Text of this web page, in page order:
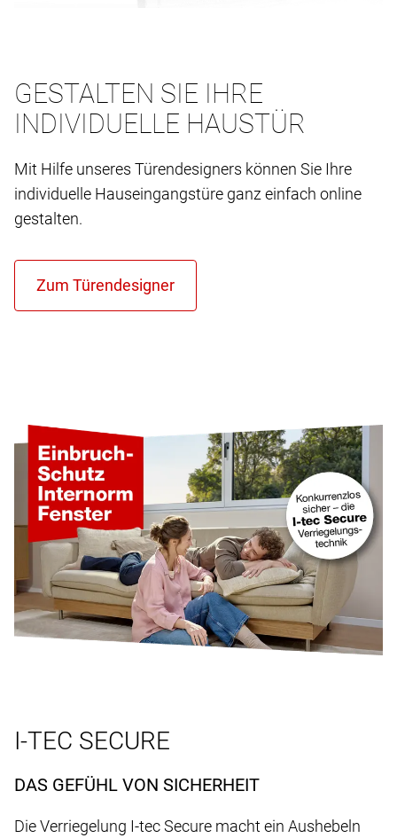
GESTALTEN SIE IHRE
INDIVIDUELLE HAUSTÜR
Mit Hilfe unseres Türendesigners können Sie Ihre
individuelle Hauseingangstüre ganz einfach online
gestalten.
I-TEC SECURE
DAS GEFÜHL VON SICHERHEIT
Die Verriegelung I-tec Secure macht ein Aushebeln